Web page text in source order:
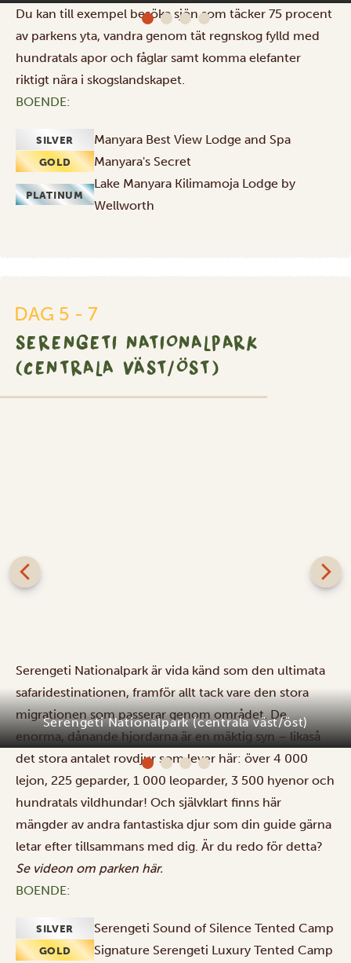
Du kan till exempel besöka sjön som täcker 75 procent
av parkens yta, vandra genom tät regnskog fylld med
hundratals apor och fåglar samt komma elefanter
riktigt nära i skogslandskapet.
BOENDE:
SILVER Manyara Best View Lodge and Spa
GOLD Manyara's Secret
PLATINUM
Lake Manyara Kilimamoja Lodge by
Wellworth
DAG 5 - 7
SERENGETI NATIONALPARK
(CENTRALA VÄST/ÖST)
Serengeti Nationalpark (centrala väst/öst)
Serengeti Nationalpark är vida känd som den ultimata
safaridestinationen, framför allt tack vare den stora
migrationen som passerar genom området. De
enorma, dånande hjordarna är en mäktig syn – likaså
det stora antalet rovdjur som lever här: över 4 000
lejon, 225 geparder, 1 000 leoparder, 3 500 hyenor och
hundratals vildhundar! Och självklart finns här
mängder av andra fantastiska djur som din guide gärna
letar efter tillsammans med dig. Är du redo för detta?
Se videon om parken här.
BOENDE:
SILVER Serengeti Sound of Silence Tented Camp
GOLD Signature Serengeti Luxury Tented Camp